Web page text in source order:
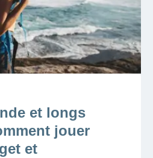
et longs
jouer
et